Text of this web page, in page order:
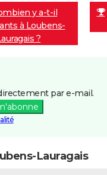
y a-t-il
à Loubens-
?
par e-mail.
Lauragais